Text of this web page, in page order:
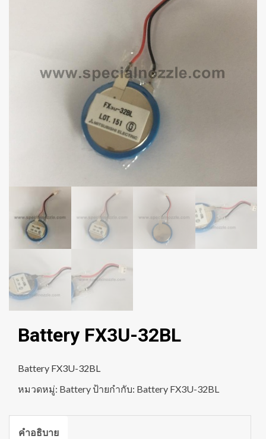
Battery FX3U-32BL
Battery FX3U-32BL
หมวดหมู่: Batteryป้ายกำกับ: Battery FX3U-32BL
คำอธิบาย